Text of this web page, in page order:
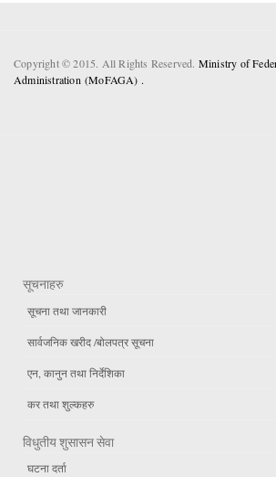
Copyright © 2015. All Rights Reserved. Ministry of
Administration (MoFAGA) .
सूचनाहरु
सूचना तथा जानकारी
सार्वजनिक खरीद /बोलपत्र सूचना
एन, कानुन तथा निर्देशिका
कर तथा शुल्कहरु
विधुतीय शुसासन सेवा
घटना दर्ता